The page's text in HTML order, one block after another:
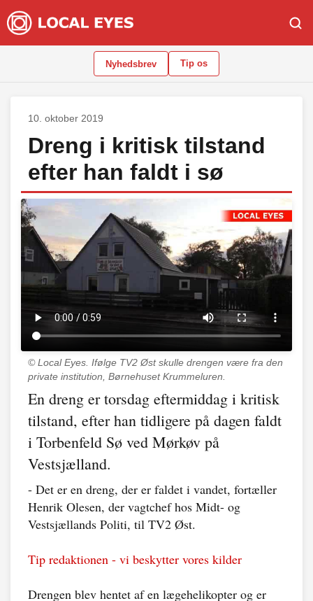
Nyhedsbrev Tip os
10. oktober 2019
Dreng i kritisk tilstand
efter han faldt i sø
© Local Eyes. Ifølge TV2 Øst skulle drengen være fra den
private institution, Børnehuset Krummeluren.
En dreng er torsdag eftermiddag i kritisk
tilstand, efter han tidligere på dagen faldt
i Torbenfeld Sø ved Mørkøv på
Vestsjælland.
- Det er en dreng, der er faldet i vandet, fortæller
Henrik Olesen, der vagtchef hos Midt- og
Vestsjællands Politi, til TV2 Øst.
Tip redaktionen - vi beskytter vores kilder
Drengen blev hentet af en lægehelikopter og er